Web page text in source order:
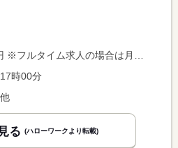
額（換算額）、パート求人の場合は時間額を表示しています。
時00分
る (ハローワークより転載)